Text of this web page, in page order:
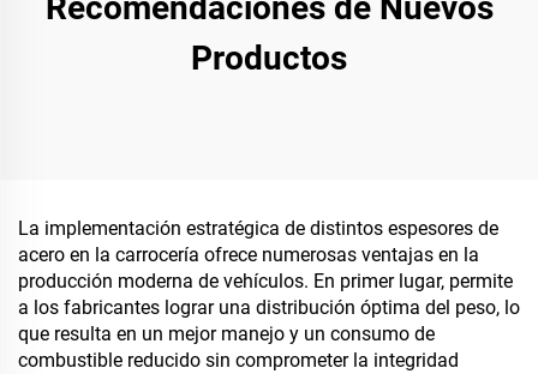
Productos
La implementación estratégica de distintos espesores de
acero en la carrocería ofrece numerosas ventajas en la
producción moderna de vehículos. En primer lugar, permite
a los fabricantes lograr una distribución óptima del peso, lo
que resulta en un mejor manejo y un consumo de
combustible reducido sin comprometer la integridad